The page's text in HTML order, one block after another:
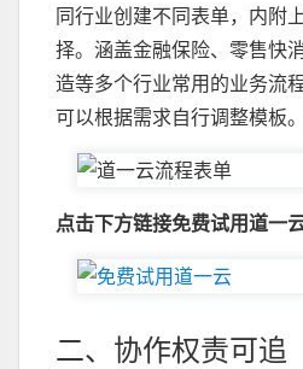
同行业创建不同表单，内附
择。涵盖金融保险、零售快
造等多个行业常用的业务流
可以根据需求自行调整模板。
点击下方链接免费试用道一
二、协作权责可追